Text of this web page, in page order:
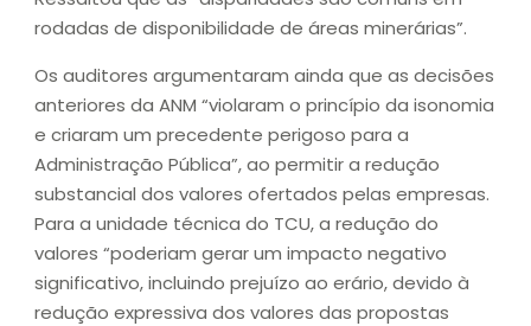
rodadas de disponibilidade de áreas minerárias”.
Os auditores argumentaram ainda que as decisões
anteriores da ANM “violaram o princípio da isonomia
e criaram um precedente perigoso para a
Administração Pública”, ao permitir a redução
substancial dos valores ofertados pelas empresas.
Para a unidade técnica do TCU, a redução do
valores “poderiam gerar um impacto negativo
significativo, incluindo prejuízo ao erário, devido à
redução expressiva dos valores das propostas